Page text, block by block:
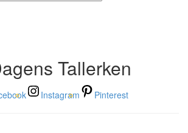
Tallerken
Instagram Pinterest